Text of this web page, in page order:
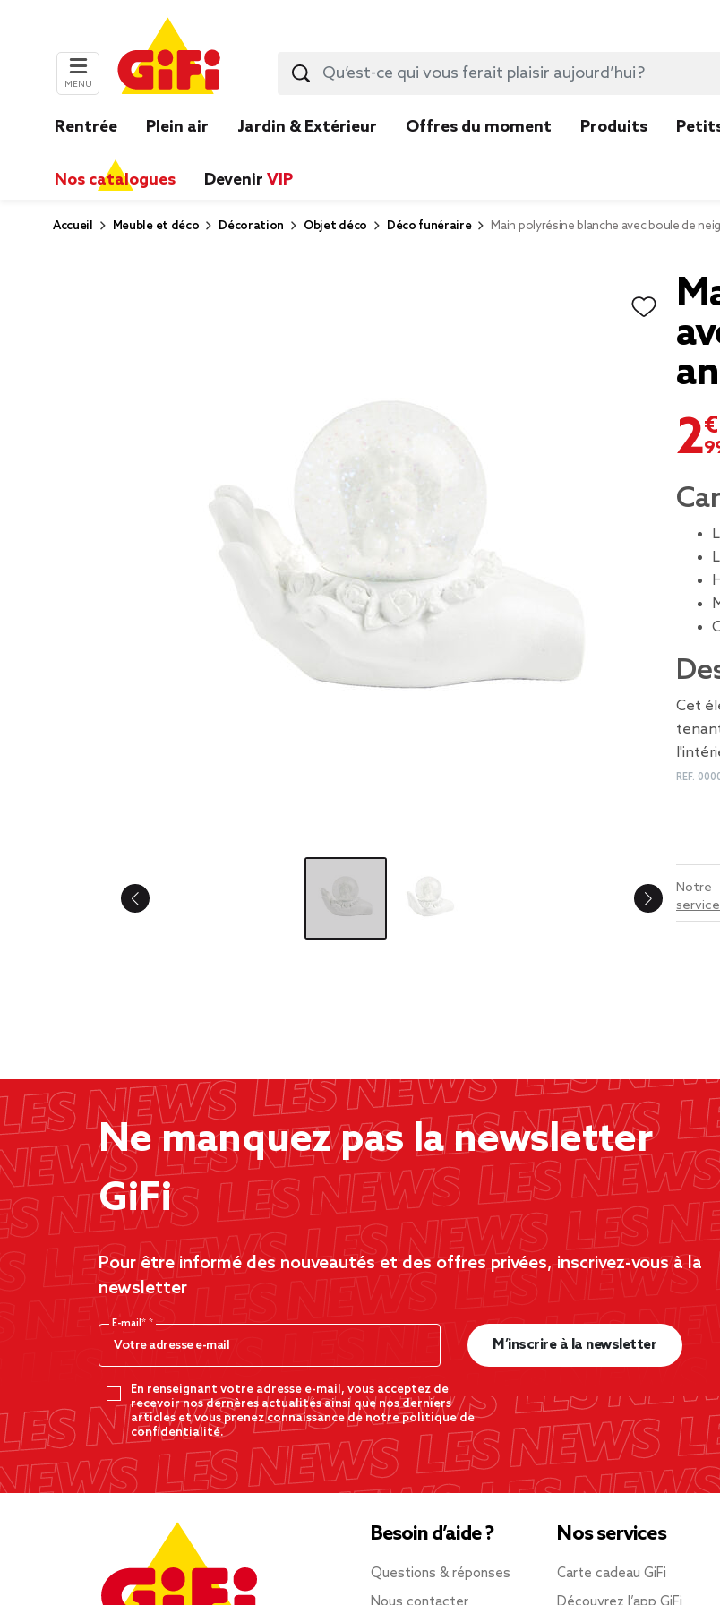
MENU
Rentrée Plein air Jardin & Extérieur Offres du moment Produits
Nos catalogues Devenir VIP
Accueil Meuble et déco Décoration Objet déco Déco funéraire Main polyrésine blanche avec boule de
2,99 €
Cet
REF.
Ne manquez pas la newsletter
GiFi
Pour être informé des nouveautés et des offres privées, inscrivez-vous à la
newsletter
E-mail*
En renseignant votre adresse e-mail, vous acceptez de
recevoir nos dernères actualités ainsi que nos derniers
articles et vous prenez connaissance de notre politique de
confidentialité.
M’inscrire à la newsletter
Besoin d’aide ?
Questions & réponses
Nos services
Carte cadeau GiFi